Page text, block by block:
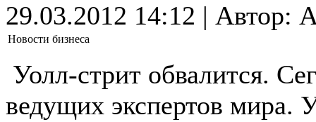
29.03.2012 14:12 | Автор:
Новости бизнеса
Уолл-стрит обвалится.
ведущих экспертов мира.